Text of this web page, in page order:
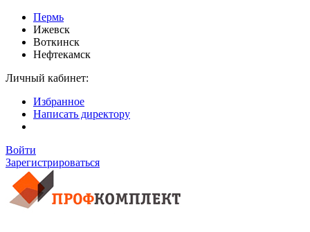
Пермь
Ижевск
Воткинск
Нефтекамск
Личный кабинет:
Избранное
Написать директору
Войти
Зарегистрироваться